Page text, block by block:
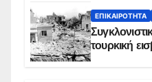
ΕΠΙΚΑΙΡΌΤΗΤΑ
τουρκική